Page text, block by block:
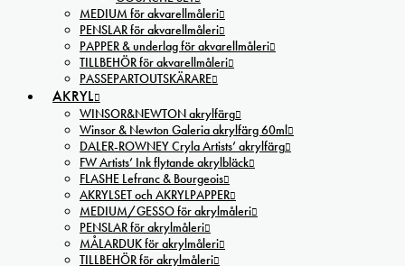
MEDIUM för akvarellmåleri
PENSLAR för akvarellmåleri
PAPPER & underlag för akvarellmåleri
TILLBEHÖR för akvarellmåleri
PASSEPARTOUTSKÄRARE
AKRYL
WINSOR&NEWTON akrylfärg
Winsor & Newton Galeria akrylfärg 60ml
DALER-ROWNEY Cryla Artists’ akrylfärg
FW Artists’ Ink flytande akrylbläck
FLASHE Lefranc & Bourgeois
AKRYLSET och AKRYLPAPPER
MEDIUM/GESSO för akrylmåleri
PENSLAR för akrylmåleri
MÅLARDUK för akrylmåleri
TILLBEHÖR för akrylmåleri